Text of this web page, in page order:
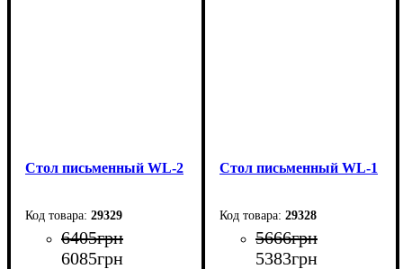
Стол письменный WL-2
29329
6405грн
6085грн
Стол письменный WL-1
29328
5666грн
5383грн